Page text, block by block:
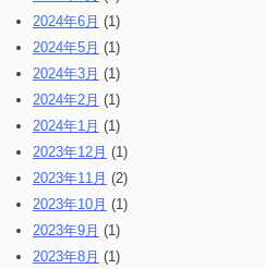
2024年6月 (1)
2024年5月 (1)
2024年3月 (1)
2024年2月 (1)
2024年1月 (1)
2023年12月 (1)
2023年11月 (2)
2023年10月 (1)
2023年9月 (1)
2023年8月 (1)